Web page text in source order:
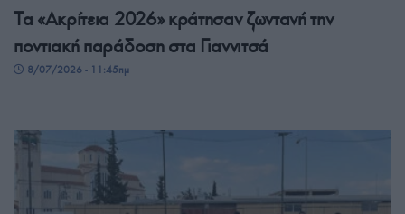
Τα «Ακρίτεια 2026» κράτησαν ζωντανή την
ποντιακή παράδοση στα Γιαννιτσά
8/07/2026 - 11:45πμ